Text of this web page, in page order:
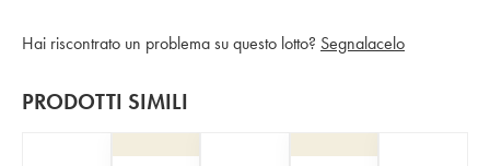
Hai riscontrato un problema su questo lotto? Segnalacelo
PRODOTTI SIMILI